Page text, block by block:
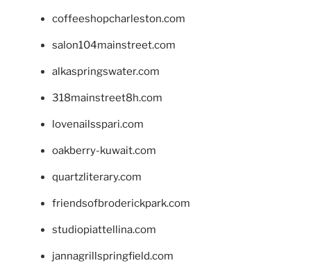
coffeeshopcharleston.com
salon104mainstreet.com
alkaspringswater.com
318mainstreet8h.com
lovenailsspari.com
oakberry-kuwait.com
quartzliterary.com
friendsofbroderickpark.com
studiopiattellina.com
jannagrillspringfield.com